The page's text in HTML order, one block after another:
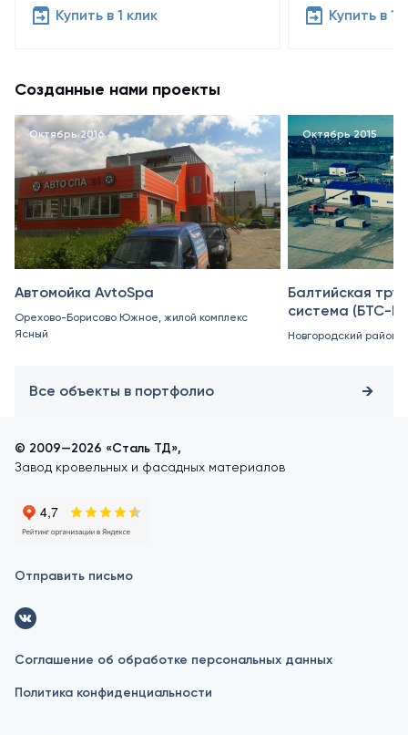
Купить в 1 клик Купить в 1
Созданные нами проекты
Октябрь 2016
Автомойка AvtoSpa
Орехово-Борисово Южное, жилой комплекс
Ясный
Октябрь 2015
Балтийская
система (БТС-II)
Новгородский район
Все объекты в портфолио
© 2009—2026 «Сталь ТД»,
Завод кровельных и фасадных материалов
Отправить письмо
Соглашение об обработке персональных данных
Политика конфиденциальности